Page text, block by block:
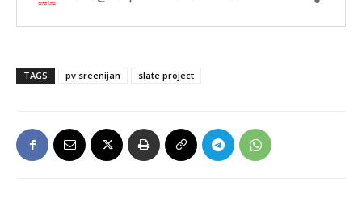
TAGS pv sreenijan slate project